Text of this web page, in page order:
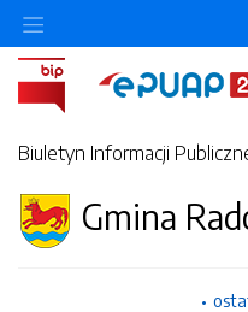
Biuletyn Informacji
Gmina